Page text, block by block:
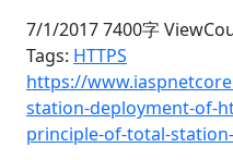
7/1/2017 7400字
Tags: HTTPS
https://
station-deployment-of-
principle-of-total-